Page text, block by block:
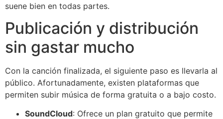
suene bien en todas partes.
Publicación y distribución
sin gastar mucho
Con la canción finalizada, el siguiente paso es llevarla al
público. Afortunadamente, existen plataformas que
permiten subir música de forma gratuita o a bajo costo.
SoundCloud: Ofrece un plan gratuito que permite